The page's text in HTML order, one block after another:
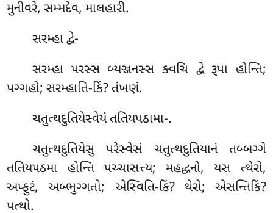
મુનીવરે, સમ્મદેવ, માલહારી.
સરમ્હા દ્વે-
સરમ્હા પરસ્સ બ્યઞ્જનસ્સ ક્વચિ દ્વે રૂપા હોન્તિ;
પગ્ગહો; સરમ્હાતિ-કિં? તંખણં.
ચતુત્થદુતિયેસ્વેયં તતિયપઠામા-.
ચતુત્થદુતિયેસુ પરેસ્વેસં ચતુત્થદુતિયાનં તબ્બગ્ગે
તતિયપઠમા હોન્તિ પચ્ચાસત્ત્ય; મહદ્ધનો, યસ ત્થેરો,
અપ્ફુટં, અબ્ભુગ્ગતો; એસ્વિતિ-કિં? થેરો; એસન્તિકિં?
પત્થો.